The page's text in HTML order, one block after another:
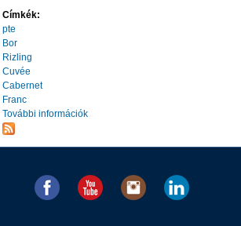
Címkék:
pte
Bor
Rizling
Cuvée
Cabernet
Franc
További információk